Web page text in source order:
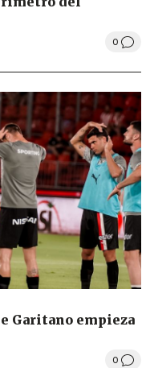
0
Garitano empieza
0